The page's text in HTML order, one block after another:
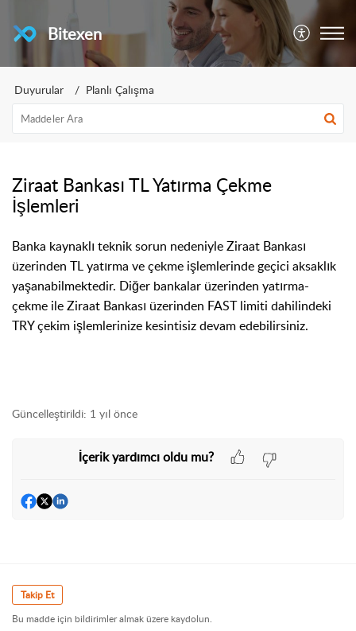
Bitexen
Duyurular Planlı Çalışma
Ziraat Bankası TL Yatırma Çekme
İşlemleri
Banka kaynaklı teknik sorun nedeniyle Ziraat Bankası
üzerinden TL yatırma ve çekme işlemlerinde geçici aksaklık
yaşanabilmektedir. Diğer bankalar üzerinden yatırma-
çekme ile Ziraat Bankası üzerinden FAST limiti dahilindeki
TRY çekim işlemlerinize kesintisiz devam edebilirsiniz.
Güncelleştirildi: 1 yıl önce
İçerik yardımcı oldu mu?
Takip Et
Bu madde için bildirimler almak üzere kaydolun.